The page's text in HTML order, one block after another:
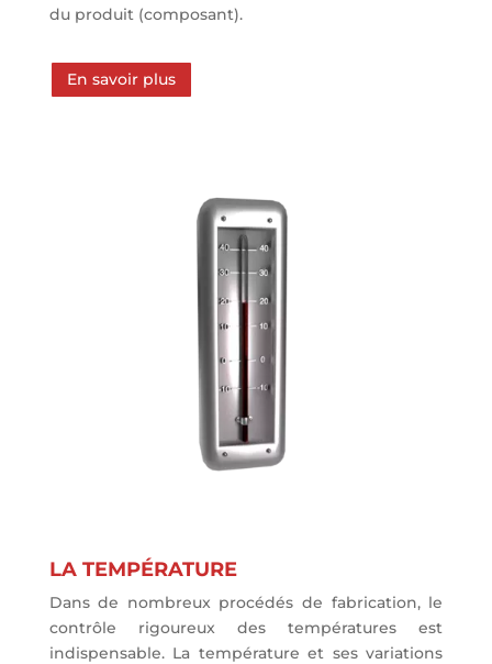
du produit (composant).
En savoir plus
LA TEMPÉRATURE
Dans de nombreux procédés de fabrication, le
contrôle rigoureux des températures est
indispensable. La température et ses variations